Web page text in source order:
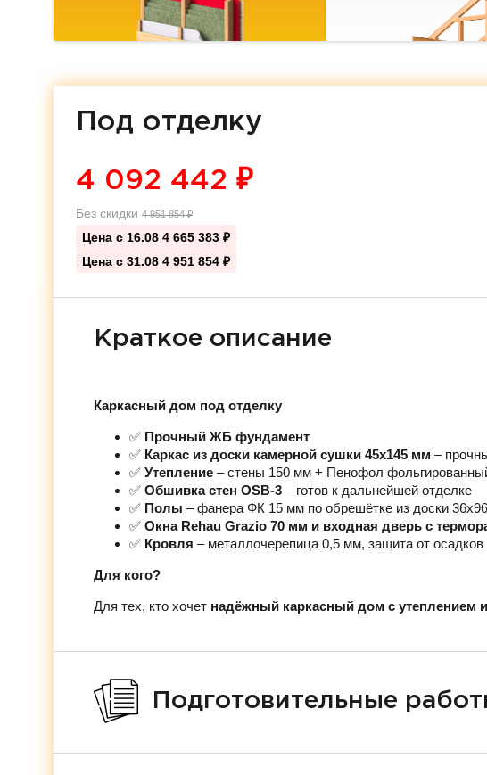
Под отделку
4 092 442 ₽
Без скидки 4 951 854₽
Цена с 16.08 4 665 383 ₽
Цена с 31.08 4 951 854 ₽
Краткое описание
Каркасный дом под отделку
✅ Прочный ЖБ фундамент
✅ Каркас из доски камерной сушки 45х145 мм –
✅ Утепление – стены 150 мм + Пенофол
✅ Обшивка стен OSB-3 – готов к дальнейшей отделке
✅ Полы – фанера ФК 15 мм по обрешётке из доски
✅ Окна Rehau Grazio 70 мм и входная дверь с
✅ Кровля – металлочерепица 0,5 мм, защита от осадков
Для кого?
Для тех, кто хочет надёжный каркасный дом с утеплением
Подготовительные